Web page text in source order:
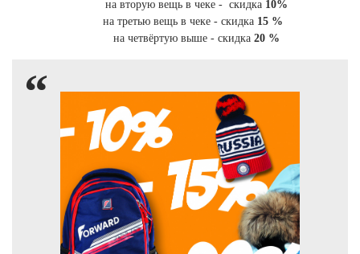
Ставропольский край (5)
Ханты-Мансийский автономный округ (3)
Челябинская область (2)
Ямало-Ненецкий автономный округ (1)
Ярославская область (1)
на вторую вещь в чеке - скидка 10%
на третью вещь в чеке - скидка 15 %
на четвёртую выше - скидка 20 %